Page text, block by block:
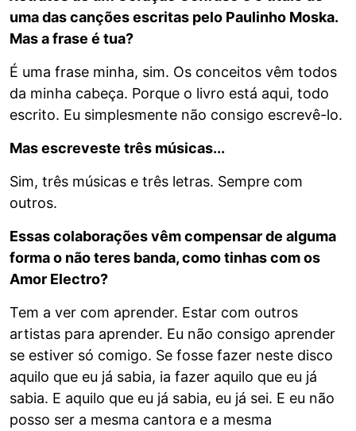
uma das canções escritas pelo Paulinho Moska.
Mas a frase é tua?
É uma frase minha, sim. Os conceitos vêm todos
da minha cabeça. Porque o livro está aqui, todo
escrito. Eu simplesmente não consigo escrevê-lo.
Mas escreveste três músicas...
Sim, três músicas e três letras. Sempre com
outros.
Essas colaborações vêm compensar de alguma
forma o não teres banda, como tinhas com os
Amor Electro?
Tem a ver com aprender. Estar com outros
artistas para aprender. Eu não consigo aprender
se estiver só comigo. Se fosse fazer neste disco
aquilo que eu já sabia, ia fazer aquilo que eu já
sabia. E aquilo que eu já sabia, eu já sei. E eu não
posso ser a mesma cantora e a mesma